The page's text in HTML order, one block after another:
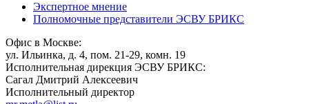
Экспертное мнение
Полномочные представители ЭСВУ БРИКС
Офис в Москве:
ул. Ильинка, д. 4, пом. 21-29, комн. 19
Исполнительная дирекция ЭСВУ БРИКС:
Сагал Дмитрий Алексеевич
Исполнительный директор